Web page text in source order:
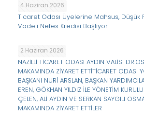
4 Haziran 2026
Ticaret Odası Üyelerine Mahsus, Düşük
Vadeli Nefes Kredisi Başlıyor
2 Haziran 2026
NAZİLLİ TİCARET ODASI AYDIN VALİSİ
MAKAMINDA ZİYARET ETTİTİCARET ODASI
BAŞKANI NURİ ARSLAN, BAŞKAN
EREN, GÖKHAN YILDIZ İLE YÖNETİM
ÇELEN, ALİ AYDIN VE SERKAN SAYGILI
MAKAMINDA ZİYARET ETTİLER